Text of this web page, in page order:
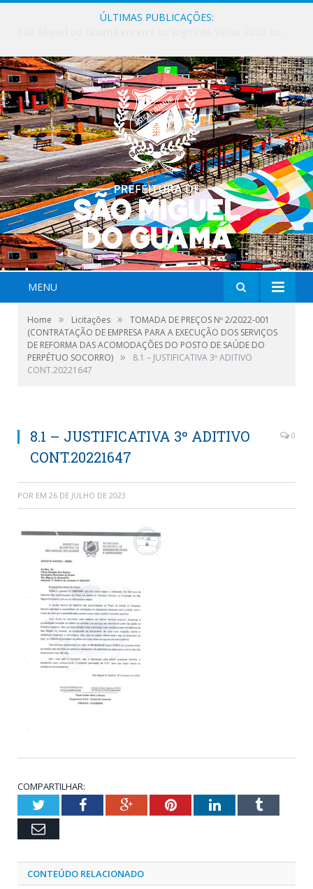
ÚLTIMAS PUBLICAÇÕES:
MENU
Home » Licitações »
TOMADA DE PREÇOS Nº 2/2022-001
(CONTRATAÇÃO DE EMPRESA PARA A EXECUÇÃO DOS SERVIÇOS
DE REFORMA DAS ACOMODAÇÕES DO POSTO DE SAÚDE DO
PERPÉTUO SOCORRO) »
8.1 – JUSTIFICATIVA 3º ADITIVO
CONT.20221647
8.1 – JUSTIFICATIVA 3º ADITIVO
CONT.20221647
0
POR EM 26 DE JULHO DE 2023
COMPARTILHAR:
TwitterFacebookGoogle+PinterestLinkedInTumblr
Email
CONTEÚDO RELACIONADO